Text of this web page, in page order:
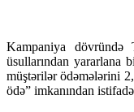
Kampaniya dövründə
üsullarından yararlana
müştərilər ödəmələrini
ödə” imkanından